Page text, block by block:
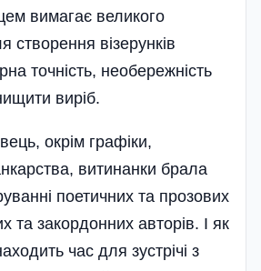
вимагає великого
створення візерунків
точність, необережність
виріб.
окрім графіки,
витинанки брала
поетичних та прозових
та закордонних авторів. І як
час для зустрічі з